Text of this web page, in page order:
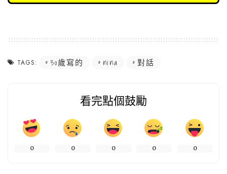
TAGS: 30歲寫的 nina 對話
看完點個鼓勵
0 0 0 0 0